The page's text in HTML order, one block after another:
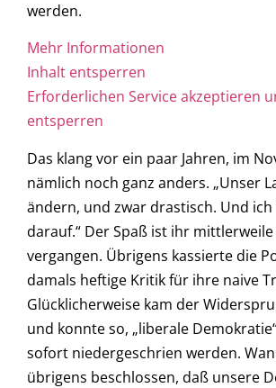
werden.
Mehr Informationen
Inhalt entsperren
Erforderlichen Service akzeptieren
entsperren
Das klang vor ein paar Jahren, im
nämlich noch ganz anders. „Unser
ändern, und zwar drastisch. Und
darauf.“ Der Spaß ist ihr
vergangen. Übrigens kassierte die
damals heftige Kritik für ihre naive
Glücklicherweise kam der
und konnte so, „liberale
sofort niedergeschrien werden.
übrigens beschlossen, daß unsere